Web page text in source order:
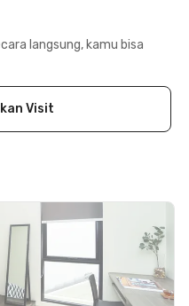
langsung, kamu bisa
Visit